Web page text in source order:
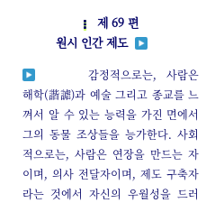
제 69 편
원시 인간 제도
감정적으로는, 사람은
해학(諧謔)과 예술 그리고 종교를 느
껴서 알 수 있는 능력을 가진 면에서
그의 동물 조상들을 능가한다. 사회
적으로는, 사람은 연장을 만드는 자
이며, 의사 전달자이며, 제도 구축자
라는 것에서 자신의 우월성을 드러